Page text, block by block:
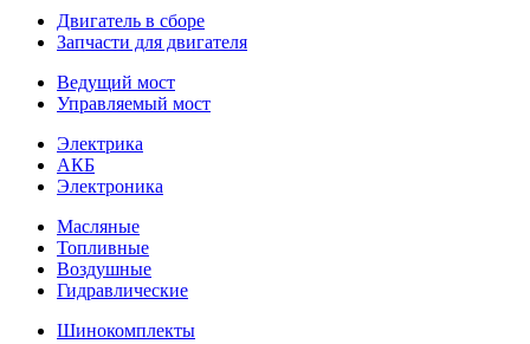
Двигатель в сборе
Запчасти для двигателя
Ведущий мост
Управляемый мост
Электрика
АКБ
Электроника
Масляные
Топливные
Воздушные
Гидравлические
Шинокомплекты